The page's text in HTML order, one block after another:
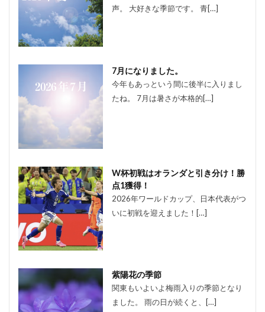
声。 大好きな季節です。 青[…]
7月になりました。
今年もあっという間に後半に入りまし
たね。 7月は暑さが本格的[…]
W杯初戦はオランダと引き分け！勝
点1獲得！
2026年ワールドカップ、日本代表がつ
いに初戦を迎えました！[…]
紫陽花の季節
関東もいよいよ梅雨入りの季節となり
ました。 雨の日が続くと、[…]